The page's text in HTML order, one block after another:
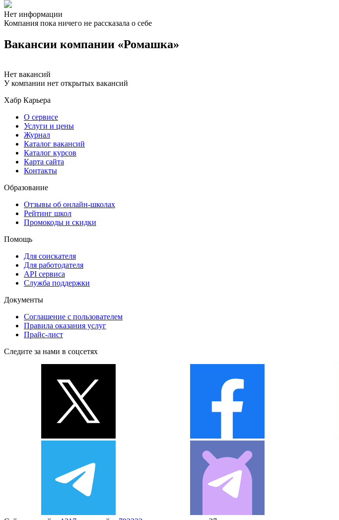
Нет информации
Компания пока ничего не рассказала о себе
Вакансии компании «Ромашка»
Нет вакансий
У компании нет открытых вакансий
Хабр Карьера
О сервисе
Услуги и цены
Журнал
Каталог вакансий
Каталог курсов
Карта сайта
Контакты
Образование
Отзывы об онлайн-школах
Рейтинг школ
Промокоды и скидки
Помощь
Для соискателя
Для работодателя
API сервиса
Служба поддержки
Документы
Соглашение с пользователем
Правила оказания услуг
Прайс-лист
Следите за нами в соцсетях